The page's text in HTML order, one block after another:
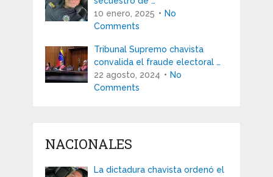
10 enero, 2025
No
Comments
Tribunal Supremo chavista
convalida el fraude electoral …
22 agosto, 2024
No
Comments
NACIONALES
La dictadura chavista ordenó el